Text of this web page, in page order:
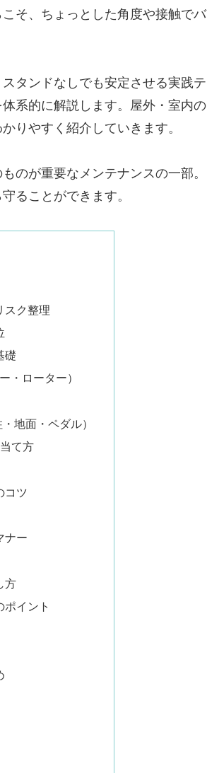
そ、ちょっとした角度や接触でバ
タンドなしでも安定させる実践テ
系的に解説します。屋外・室内の
りやすく紹介していきます。
のが重要なメンテナンスの一部。
ることができます。
スク整理
礎
・ローター）
地面・ペダル）
て方
コツ
ナー
方
イント